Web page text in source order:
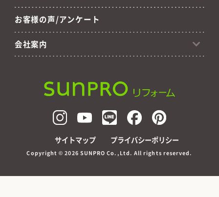
お客様の声/アンケート
会社案内
サイトマップ プライバシーポリシー
Copyright ©2026 SUNPRO Co.,Ltd. All rights reserved.